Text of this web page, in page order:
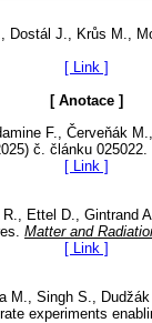
J., Krůs M.,
[ Link ]
[ Anotace ]
F., Červeňák
č. článku 025022.
[ Link ]
Ettel D.,
Matter and
[ Link ]
Singh S.,
experiments